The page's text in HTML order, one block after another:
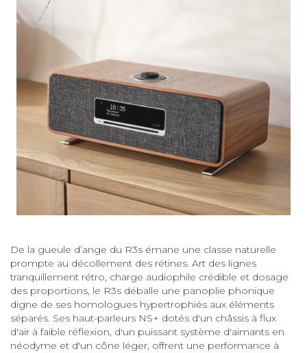
De la gueule d’ange du R3s émane une classe naturelle
prompte au décollement des rétines. Art des lignes
tranquillement rétro, charge audiophile crédible et dosage
des proportions, le R3s déballe une panoplie phonique
digne de ses homologues hypertrophiés aux éléments
séparés. Ses haut-parleurs NS+ dotés d'un châssis à flux
d'air à faible réflexion, d'un puissant système d'aimants en
néodyme et d'un cône léger, offrent une performance à